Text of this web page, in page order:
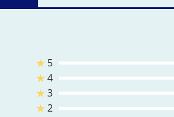
★ 5
★4
★3
★2